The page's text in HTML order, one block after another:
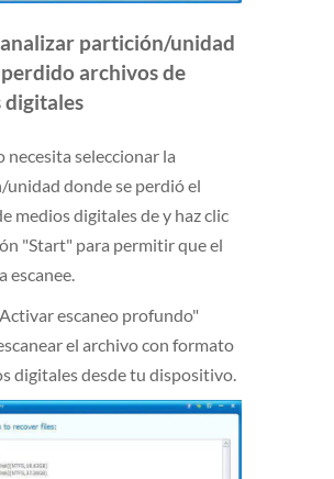
analizar partición/unidad
archivos de
digitales
necesita seleccionar la
donde se perdió el
medios digitales de y haz clic
"Start" para permitir que el
escanee.
escaneo profundo"
el archivo con formato
digitales desde tu dispositivo.